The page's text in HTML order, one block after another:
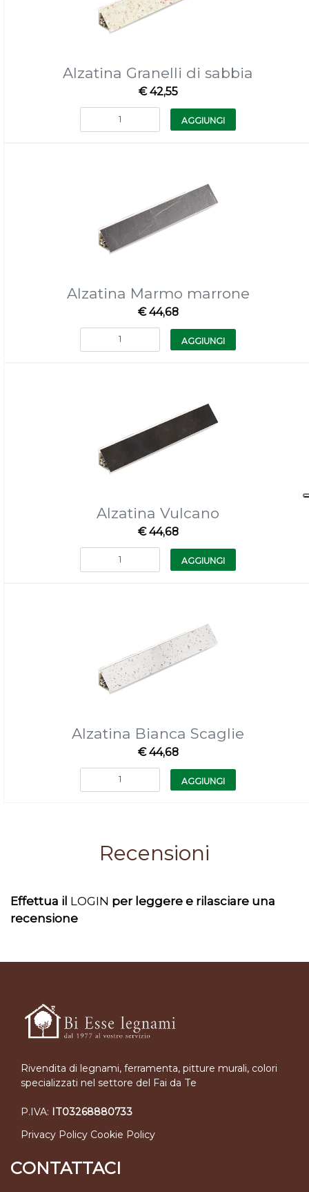
Alzatina Granelli di sabbia
€ 42,55
Quantità
AGGIUNGI
Alzatina Marmo marrone
€ 44,68
Quantità
AGGIUNGI
Alzatina Vulcano
€ 44,68
Quantità
AGGIUNGI
Alzatina Bianca Scaglie
€ 44,68
Quantità
AGGIUNGI
Recensioni
Effettua il LOGIN per leggere e rilasciare una
recensione
Rivendita di legnami, ferramenta, pitture murali, colori
specializzati nel settore del Fai da Te
P.IVA: IT03268880733
Privacy Policy Cookie Policy
CONTATTACI